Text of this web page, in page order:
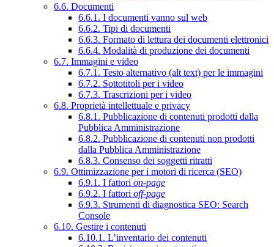
6.6. Documenti
6.6.1. I documenti vanno sul web
6.6.2. Tipi di documenti
6.6.3. Formato di lettura dei documenti elettronici
6.6.4. Modalità di produzione dei documenti
6.7. Immagini e video
6.7.1. Testo alternativo (alt text) per le immagini
6.7.2. Sottotitoli per i video
6.7.3. Trascrizioni per i video
6.8. Proprietà intellettuale e privacy
6.8.1. Pubblicazione di contenuti prodotti dalla
Pubblica Amministrazione
6.8.2. Pubblicazione di contenuti non prodotti
dalla Pubblica Amministrazione
6.8.3. Consenso dei soggetti ritratti
6.9. Ottimizzazione per i motori di ricerca (SEO)
6.9.1. I fattori on-page
6.9.2. I fattori off-page
6.9.3. Strumenti di diagnostica SEO: Search
Console
6.10. Gestire i contenuti
6.10.1. L’inventario dei contenuti